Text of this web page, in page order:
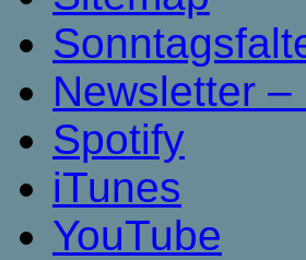
Newsletter
Spotify
iTunes
YouTube